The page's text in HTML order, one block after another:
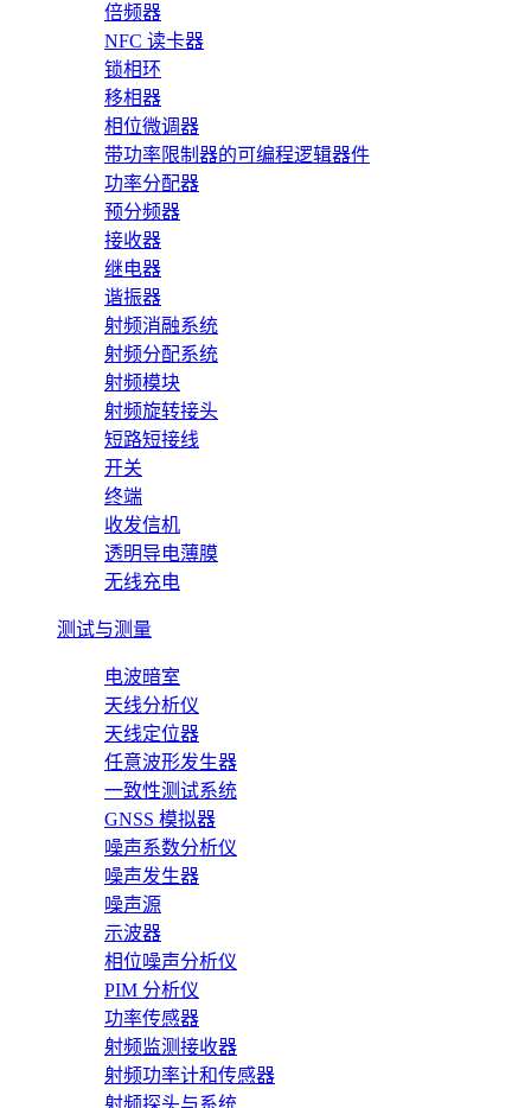
倍频器
NFC 读卡器
锁相环
移相器
相位微调器
带功率限制器的可编程逻辑器件
功率分配器
预分频器
接收器
继电器
谐振器
射频消融系统
射频分配系统
射频模块
射频旋转接头
短路短接线
开关
终端
收发信机
透明导电薄膜
无线充电
测试与测量
电波暗室
天线分析仪
天线定位器
任意波形发生器
一致性测试系统
GNSS 模拟器
噪声系数分析仪
噪声发生器
噪声源
示波器
相位噪声分析仪
PIM 分析仪
功率传感器
射频监测接收器
射频功率计和传感器
射频探头与系统